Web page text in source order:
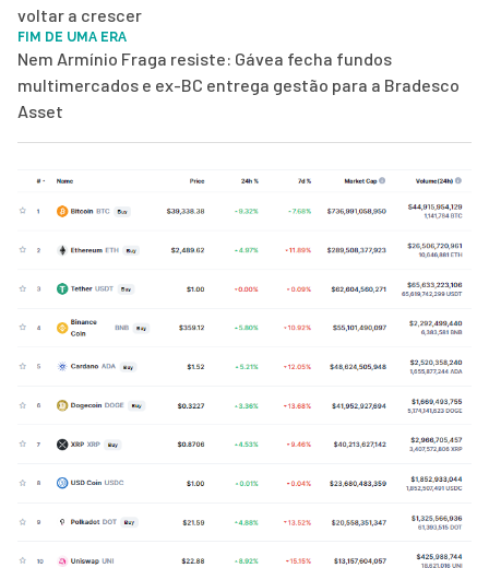
voltar a crescer
FIM DE UMA ERA
Nem Armínio Fraga resiste: Gávea fecha fundos
multimercados e ex-BC entrega gestão para a Bradesco
Asset